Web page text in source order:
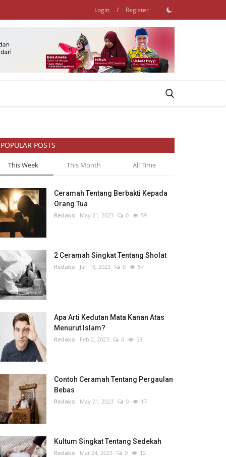
Login / Register
POPULAR POSTS
This Week This Month All Time
Ceramah Tentang Berbakti Kepada
Orang Tua
Redaksi May 21, 2023 0 59
2 Ceramah Singkat Tentang Sholat
Redaksi Jan 18, 2023 0 57
Apa Arti Kedutan Mata Kanan Atas
Menurut Islam?
Redaksi Feb 2, 2023 0 53
Contoh Ceramah Tentang Pergaulan
Bebas
Redaksi May 21, 2023 0 17
Kultum Singkat Tentang Sedekah
Redaksi Mar 24, 2023 0 12